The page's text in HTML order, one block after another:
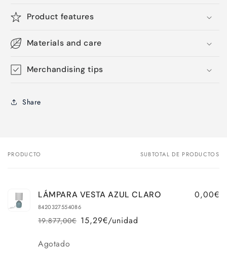
Product features
Materials and care
Merchandising tips
Share
Tu
PRODUCTO SUBTOTAL DE PRODUCTOS
LÁMPARA VESTA AZUL CLARO
8420327554086
Precio
19.877,00€
Precio
oferta
15,29€/unidad
0,00€
Cantidad
Agotado